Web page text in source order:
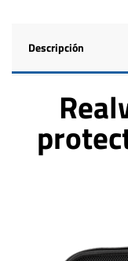
Descripción